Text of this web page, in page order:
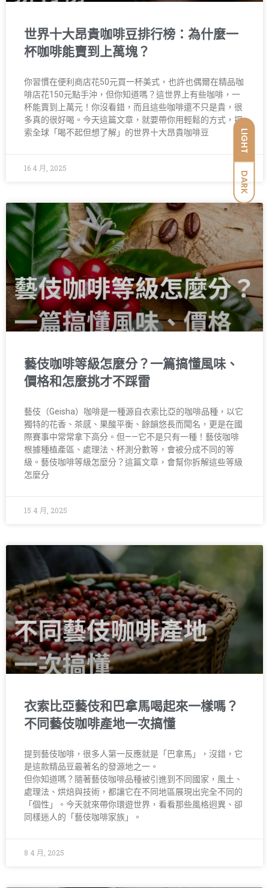
LIGHT
DARK
世界十大昂貴咖啡豆排行榜：為什麼一
杯咖啡能賣到上萬塊？
你習慣在便利商店花50元買一杯美式，也許也偶爾在精品咖
啡店花150元點手沖，但你知道嗎？這世界上有些咖啡，一
杯能賣到上萬元！你沒看錯，而且這些咖啡還不只是貴，很
多真的很好喝。今天這篇文章，就要帶你用輕鬆的方式，探
索全球「喝不起但想了解」的世界十大昂貴咖啡豆
16 4 月, 2025
藝伎咖啡等級怎麼分？一篇搞懂風味、
價格和怎麼挑才不踩雷
藝伎（Geisha）咖啡是一種源自衣索比亞的咖啡品種，以它
獨特的花香、茶感、果酸平衡、餘韻悠長而聞名，更是在國
際賽事中常常拿下高分。但——它不是只有一種！藝伎咖啡
根據種植產區、處理法、杯測分數等，會被分成不同的等
級。藝伎咖啡等級怎麼分？這篇文章，會幫你拆解這些等級
怎麼分
15 4 月, 2025
衣索比亞藝伎和巴拿馬喝起來一樣嗎？
不同藝伎咖啡產地一次搞懂
提到藝伎咖啡，很多人第一反應就是「巴拿馬」，沒錯，它
是這款精品豆最著名的發源地之一。
但你知道嗎？隨著藝伎咖啡品種被引進到不同國家，風土、
處理法、烘焙與技術，都讓它在不同地區展現出完全不同的
「個性」。今天就來帶你環遊世界，看看那些風格迥異、卻
同樣迷人的「藝伎咖啡家族」。
8 4 月, 2025